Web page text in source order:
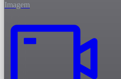
Imagem